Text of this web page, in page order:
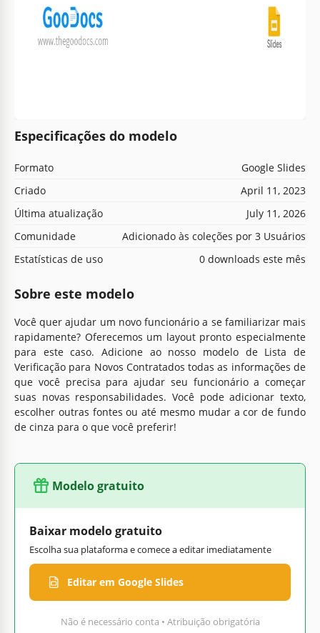
Especificações do modelo
Formato
Google Slides
Criado
April 11, 2023
Última atualização
July 11, 2026
Comunidade
Adicionado às coleções por 3 Usuários
Estatísticas de uso
0 downloads este mês
Sobre este modelo
Você quer ajudar um novo funcionário a se familiarizar mais
rapidamente? Oferecemos um layout pronto especialmente
para este caso. Adicione ao nosso modelo de Lista de
Verificação para Novos Contratados todas as informações de
que você precisa para ajudar seu funcionário a começar
suas novas responsabilidades. Você pode adicionar texto,
escolher outras fontes ou até mesmo mudar a cor de fundo
de cinza para o que você preferir!
Modelo gratuito
Baixar modelo gratuito
Escolha sua plataforma e comece a editar imediatamente
Editar em Google Slides
Não é necessário conta • Atribuição obrigatória